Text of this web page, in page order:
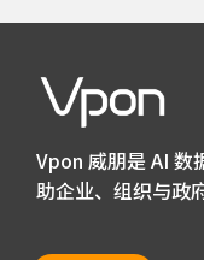
Vpon 威朋是 AI 数
助企业、组织与政